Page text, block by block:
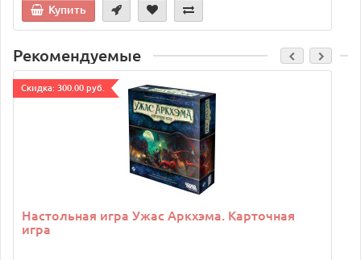
Купить
Рекомендуемые
Cкидка: 300.00 руб.
Настольная игра Ужас Аркхэма. Карточная
игра